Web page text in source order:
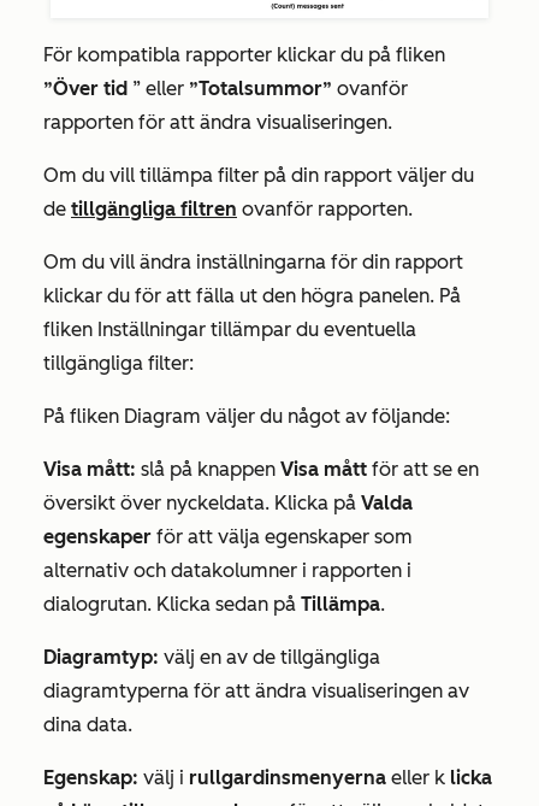
För kompatibla rapporter klickar du på fliken
”Över tid ” eller ”Totalsummor” ovanför
rapporten för att ändra visualiseringen.
Om du vill tillämpa filter på din rapport väljer du
de tillgängliga filtren ovanför rapporten.
Om du vill ändra inställningarna för din rapport
klickar du för att fälla ut den högra panelen. På
fliken Inställningar tillämpar du eventuella
tillgängliga filter:
På fliken Diagram väljer du något av följande:
Visa mått: slå på knappen Visa mått för att se en
översikt över nyckeldata. Klicka på Valda
egenskaper för att välja egenskaper som
alternativ och datakolumner i rapporten i
dialogrutan. Klicka sedan på Tillämpa.
Diagramtyp: välj en av de tillgängliga
diagramtyperna för att ändra visualiseringen av
dina data.
Egenskap: välj i rullgardinsmenyerna eller k licka